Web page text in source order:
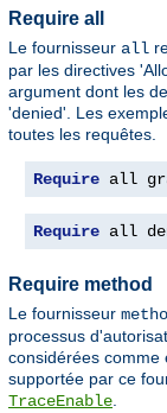
Require all
Le fournisseur all
par les directives
argument dont les
'denied'. Les
toutes les requêtes.
Require all
Require all
Require method
Le fournisseur
processus
considérées comme
supportée par ce
TraceEnable.